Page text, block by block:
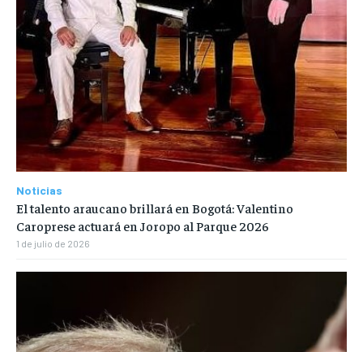
Noticias
El talento araucano brillará en Bogotá: Valentino
Caroprese actuará en Joropo al Parque 2026
1 de julio de 2026